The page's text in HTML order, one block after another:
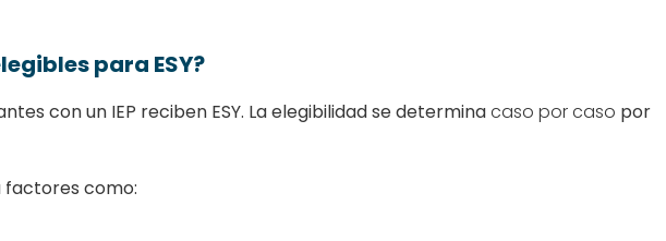
para ESY?
con un IEP reciben ESY. La elegibilidad se determinacaso por caso por
factores como: